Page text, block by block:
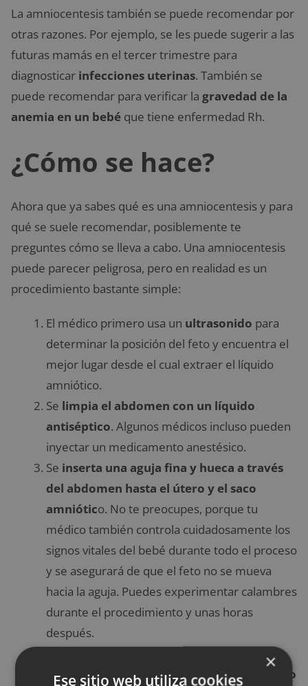
La amniocentesis también se puede recomendar por
otras razones. Por ejemplo, se les puede sugerir a las
futuras mamás en el tercer trimestre para
diagnosticar infecciones uterinas. También se
puede recomendar para verificar la gravedad de la
anemia en un bebé que tiene enfermedad Rh.
¿Cómo se hace?
Ahora que ya sabes qué es una amniocentesis y para
qué se suele recomendar, posiblemente te
preguntes cómo se lleva a cabo. Una amniocentesis
puede parecer peligrosa, pero en realidad es un
procedimiento bastante simple:
El médico primero usa un ultrasonido para
determinar la posición del feto y encuentra el
mejor lugar desde el cual extraer el líquido
amniótico.
Se limpia el abdomen con un líquido
antiséptico. Algunos médicos incluso pueden
inyectar un medicamento anestésico.
Se inserta una aguja fina y hueca a través
del abdomen hasta el útero y el saco
amniótico. No te preocupes, porque tu
médico también controla cuidadosamente los
signos vitales del bebé durante todo el proceso
y se asegurará de que el feto no se mueva
hacia la aguja. Puedes experimentar calambres
durante el procedimiento y unas horas
después.
El médico usa una jeringa para extraer una
pequeña cantidad de líquido amniótico y
luego
×
Ese sitio web utiliza cookies